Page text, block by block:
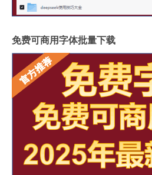
免费可商用字体批量下载